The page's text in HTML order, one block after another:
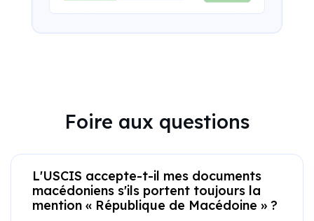
Foire aux questions
L'USCIS accepte-t-il mes documents
macédoniens s'ils portent toujours la
mention « République de Macédoine » ?